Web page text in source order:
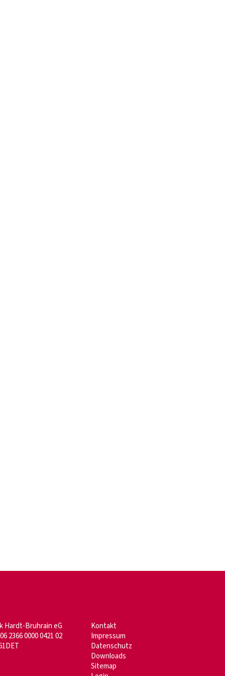
Hardt-Bruhrain eG
2366 0000 0421 02
Kontakt
Impressum
Datenschutz
Downloads
Sitemap